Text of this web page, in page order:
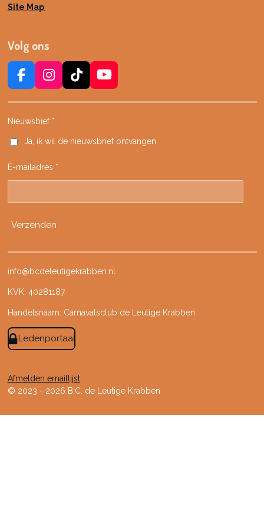
Site Map
Volg ons
F
a
c
e
o
k
I
n
s
t
g
a
m
T
i
k
k
Y
o
u
b
Nieuwsbief *
Ja, ik wil de nieuwsbrief ontvangen
E-mailadres *
Verzenden
info@bcdeleutigekrabben.nl
KVK: 40281187
Handelsnaam: Carnavalsclub de Leutige Krabben
Ledenportaal
Afmelden emaillijst
© 2023 - 2026 B.C. de Leutige Krabben